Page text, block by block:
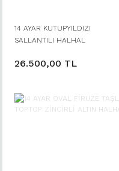
14 AYAR KUTUPYILDIZI
SALLANTILI HALHAL
26.500,00 TL